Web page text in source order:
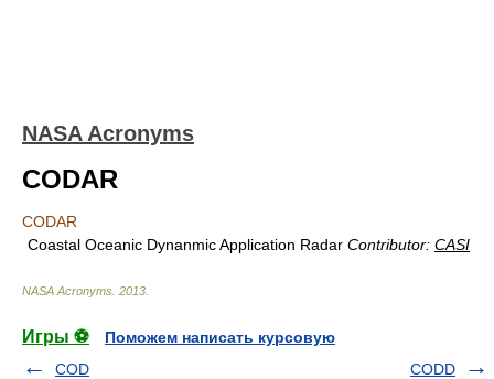
NASA Acronyms
CODAR
CODAR
Coastal Oceanic Dynanmic Application Radar Contributor: CASI
NASA Acronyms 2013
Игры ⚽
Поможем написать курсовую
COD
CODD